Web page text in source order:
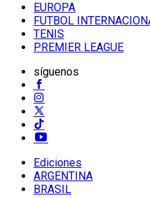
EUROPA
FUTBOL
TENIS
PREMIER LEAGUE
síguenos
Ediciones
ARGENTINA
BRASIL